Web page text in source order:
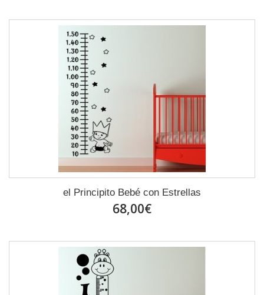
el Principito Bebé con Estrellas
68,00€